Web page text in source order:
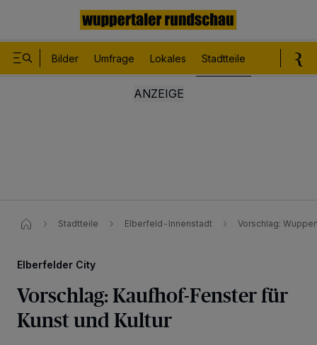
Bilder Umfrage Lokales Stadtteile
Stadtteile Elberfeld-Innenstadt Vorschlag:
Elberfelder City
Vorschlag: Kaufhof-Fenster für
Kunst und Kultur